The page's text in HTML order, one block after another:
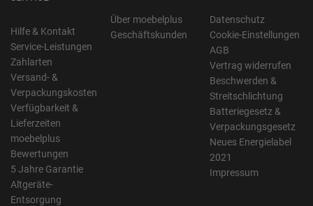
Hilfe & Kontakt
Service-Leistungen
Zahlarten
Versand- &
Verpackungskosten
Verfügbarkeit &
Lieferzeiten
moebelplus
Bewertungen
5 Jahre Garantie
Altgeräte-
Entsorgung
Über moebelplus
Geschäftskunden
Datenschutz
Cookie-Einstellungen
AGB
Vertrag widerrufen
Beschwerden &
Streitschlichtung
Batteriegesetz &
Verpackungsgesetz
Neues Energielabel
2021
Impressum